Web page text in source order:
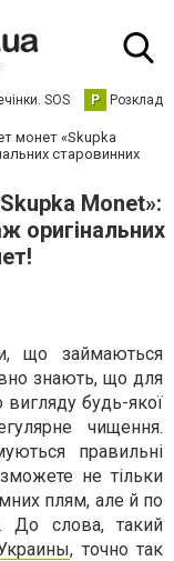
SOS Р Розклад
монет «Skupka
старовинних
Monet»:
оригінальних
що займаються
знають, що для
будь-якої
чищення.
правильні
не тільки
плям, але й по
До слова, такий
, точно так